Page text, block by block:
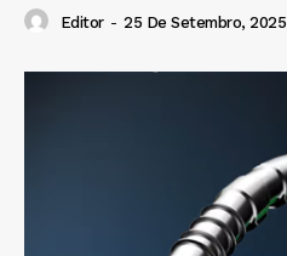
Editor - 25 De Setembro, 2025